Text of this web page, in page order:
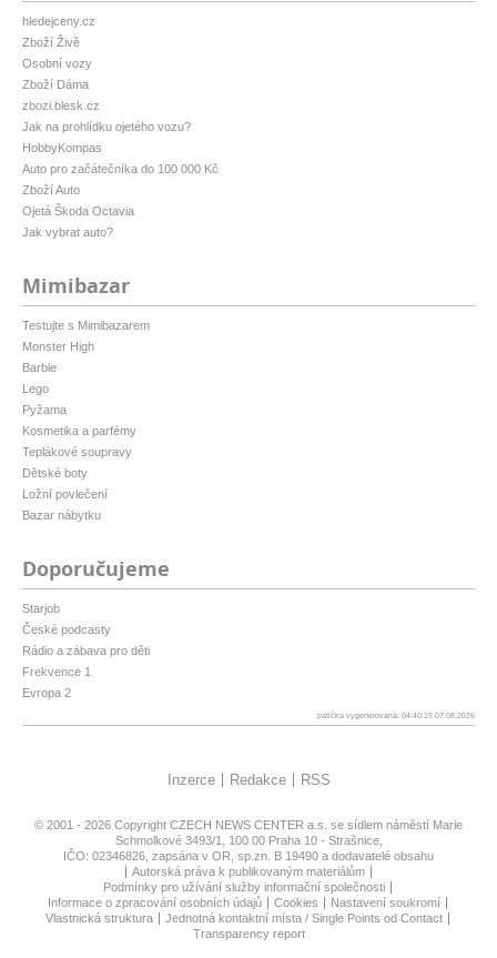
hledejceny.cz
Zboží Živě
Osobní vozy
Zboží Dáma
zbozi.blesk.cz
Jak na prohlídku ojetého vozu?
HobbyKompas
Auto pro začátečníka do 100 000 Kč
Zboží Auto
Ojetá Škoda Octavia
Jak vybrat auto?
Mimibazar
Testujte s Mimibazarem
Monster High
Barbie
Lego
Pyžama
Kosmetika a parfémy
Teplákové soupravy
Dětské boty
Ložní povlečení
Bazar nábytku
Doporučujeme
Starjob
České podcasty
Rádio a zábava pro děti
Frekvence 1
Evropa 2
patička vygenerovaná: 04:40:15 07.08.2026
Inzerce Redakce RSS
© 2001 - 2026 Copyright CZECH NEWS CENTER a.s. se sídlem náměstí Marie
Schmolkové 3493/1, 100 00 Praha 10 - Strašnice,
IČO: 02346826, zapsána v OR, sp.zn. B 19490 a dodavatelé obsahu
Autorská práva k publikovaným materiálům
Podmínky pro užívání služby informační společnosti
Informace o zpracování osobních údajů
Cookies
Nastavení soukromí
Vlastnická struktura
Jednotná kontaktní místa / Single Points od Contact
Transparency report